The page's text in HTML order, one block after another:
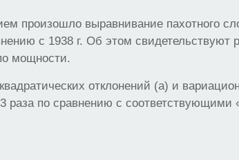
произошло выравнивание пахотного
с 1938 г. Об этом свидетельствуют
мощности.
отклонений (а) и
по сравнению с соответствующими